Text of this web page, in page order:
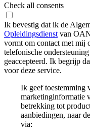
Check all consents
Ik bevestig dat ik de
Opleidingsdienst van
vormt om contact met mij
telefonische
geaccepteerd. Ik begrijp
voor deze service.
Ik geef toestemming
marketinginformatie
betrekking tot
aanbiedingen, naar
via: